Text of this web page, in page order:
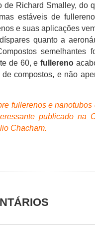
Richard Smalley, do
estáveis de
e suas aplicações
quanto a
semelhantes
de 60, e fullereno
compostos, e não
fullerenos e nanotubos
publicado na
Chacham.